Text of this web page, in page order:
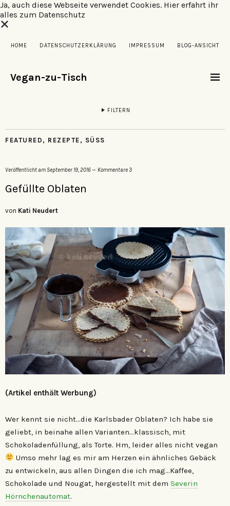
Ja, auch diese Webseite verwendet Cookies. Hier erfahrt ihr
alles zum Datenschutz
HOME DATENSCHUTZERKLÄRUNG IMPRESSUM BLOG-ANSICHT
Vegan-zu-Tisch
FILTERN
FEATURED , REZEPTE , SÜSS
Veröffentlicht am September 19, 2016 Kommentare 3
Gefüllte Oblaten
von Kati Neudert
(Artikel enthält Werbung)
Wer kennt sie nicht…die Karlsbader Oblaten? Ich habe sie
geliebt, in beinahe allen Varianten…klassisch, mit
Schokoladenfüllung, als Torte. Hm, leider alles nicht vegan
Umso mehr lag es mir am Herzen ein ähnliches Gebäck
zu entwickeln, aus allen Dingen die ich mag…Kaffee,
Schokolade und Nougat, hergestellt mit dem Severin
Hörnchenautomat.